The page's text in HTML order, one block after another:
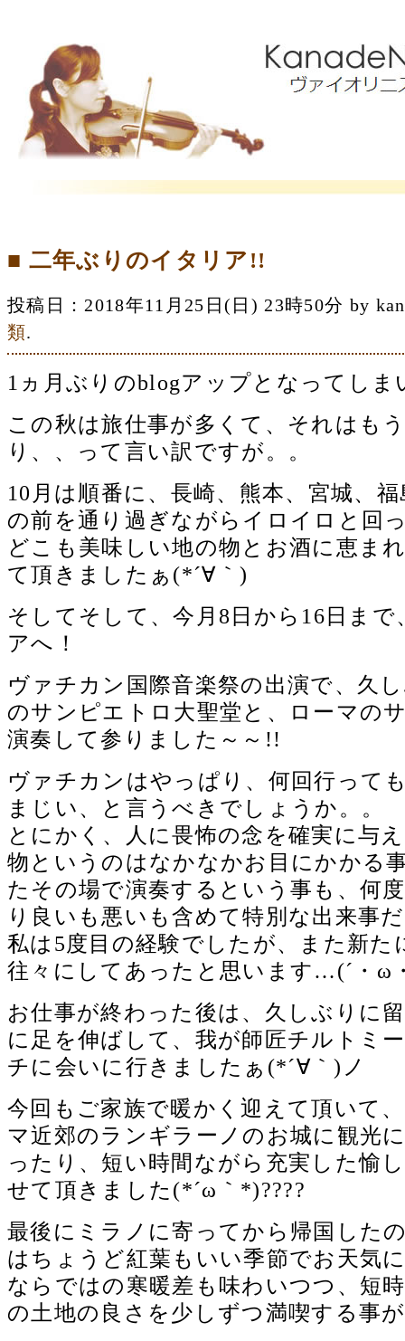
■ 二年ぶりのイタリア!!
投稿日：2018年11月25日(日) 23時50分 by
類.
1ヵ月ぶりのblogアップとなってし
この秋は旅仕事が多くて、それはも
り、、って言い訳ですが。。
10月は順番に、長崎、熊本、宮城、
の前を通り過ぎながらイロイロと回
どこも美味しい地の物とお酒に恵ま
て頂きましたぁ(*´∀｀)
そしてそして、今月8日から16日ま
アへ！
ヴァチカン国際音楽祭の出演で、久
のサンピエトロ大聖堂と、ローマの
演奏して参りました～～!!
ヴァチカンはやっぱり、何回行って
まじい、と言うべきでしょうか。。
とにかく、人に畏怖の念を確実に与
物というのはなかなかお目にかかる
たその場で演奏するという事も、何
り良いも悪いも含めて特別な出来事
私は5度目の経験でしたが、また新た
往々にしてあったと思います…(´・ω
お仕事が終わった後は、久しぶりに
に足を伸ばして、我が師匠チルトミ
チに会いに行きましたぁ(*´∀｀)ノ
今回もご家族で暖かく迎えて頂いて
マ近郊のランギラーノのお城に観光
ったり、短い時間ながら充実した愉
せて頂きました(*´ω｀*)????
最後にミラノに寄ってから帰国した
はちょうど紅葉もいい季節でお天気
ならではの寒暖差も味わいつつ、短
の土地の良さを少しずつ満喫する事